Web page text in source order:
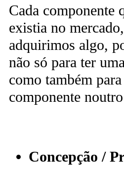
Cada componente
existia no
adquirimos algo,
não só para ter
como também
componente
Concepção /